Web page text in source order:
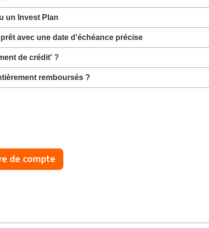
un Invest Plan
avec une date d'échéance précise
de crédit' ?
remboursés ?
de compte